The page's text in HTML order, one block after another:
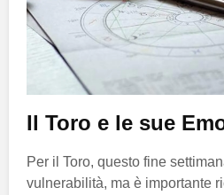
Il Toro e le sue
Per il Toro, questo fine
vulnerabilità, ma è importante